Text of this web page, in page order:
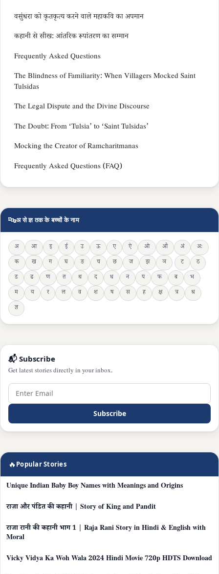
वसुंधरा को कृतकृत्य करने वाले महाकवि का अपमान
कहानी से सीख: आंतरिक रूपांतरण का सम्मान
Frequently Asked Questions
The Blindness of Familiarity: When Villagers Mocked Saint
Tulsidas
The Legal Dispute and the Divine Discourse
The Doubt: From ‘Tulsia’ to ‘Saint Tulsidas’
Mocking the Creator of Ramcharitmanas
Frequently Asked Questions (FAQ)
🔤अ से ज्ञ तक के बच्चों के नाम
अ आ इ ई उ ऊ ए ऐ ओ औ अं
अः
क
ख ग घ ङ च छ ज झ ञ ट
ठ
ड
ढ ण त थ द ध न प फ ब
भ
म
य र ल व श ष स ह क्ष त्र
श्र
ज्ञ
📬 Subscribe
Get latest stories directly in your inbox.
Subscribe
🔥 Popular Stories
Unique Indian Baby Boy Names with Meanings and Origins
राजा और पंडित की कहानी | Story of King and Pandit
राजा रानी की कहानी भाग 1 | Raja Rani Story in Hindi & English with
Moral
Vicky Vidya Ka Woh Wala 2024 Hindi Movie 720p HDTS Download